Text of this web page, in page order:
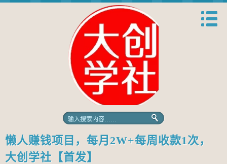
懒人赚钱项目，每月2W+每周收款1次，
大创学社【首发】